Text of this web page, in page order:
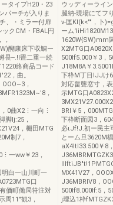
タイプH20・23
パーチが入りま
、・ミラー付扉
クCM・FBAL円
，
醐康床下収鯛ー
畏--.!I畳二重一続
絡商品コード
，曲。
，
，
，0曲X2⋮一向⋮
脚lj:25，
，棚田MTG
制7，
一ww￥23，
白一山川町一
口
価町働局符注対
周11"観3，
ウッディーライ
腿納-現場にてフ
v-匡Kl(k<""，卜
ーム
1620W{SW)mm
X2MTG口
500lf5.000￥3，
J18M8A￥
下枠M丁目IJJけ
対応畠聾窓寸，
示MTG口
BRI￥5，
下枠断面図3，
必ιJf!J.初ー民主
とーム旦3620M
aX4ltI33.500￥8
MX41V27，
J36MBRIV8，
500lf8.000lf:5，
j埋込1枠